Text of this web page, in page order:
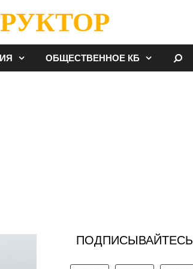
ОБЩЕСТВЕННОЕ КБ
ПОДПИСЫВАЙТЕСЬ